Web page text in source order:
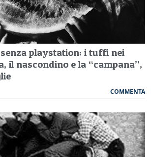
playstation: i tuffi nei
il nascondino e la “campana”,
COMMENTA